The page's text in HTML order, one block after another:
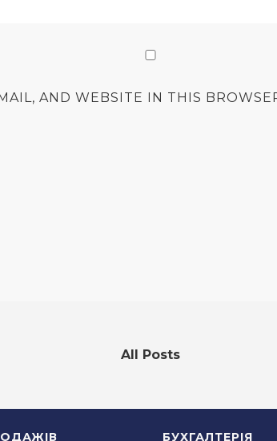
AND WEBSITE IN THIS
All Posts
БУХГАЛТЕРІЯ